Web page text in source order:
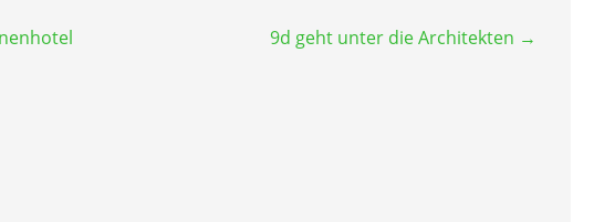
9d geht unter die Architekten →